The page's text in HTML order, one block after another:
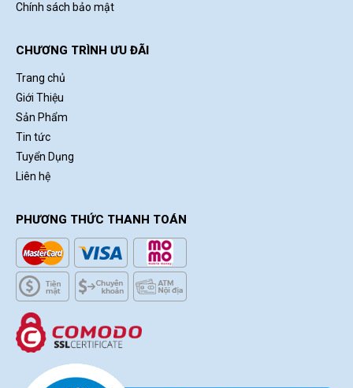
Chính sách bảo mật
CHƯƠNG TRÌNH ƯU ĐÃI
Trang chủ
Giới Thiệu
Sản Phẩm
Tin tức
Tuyển Dụng
Liên hệ
PHƯƠNG THỨC THANH TOÁN